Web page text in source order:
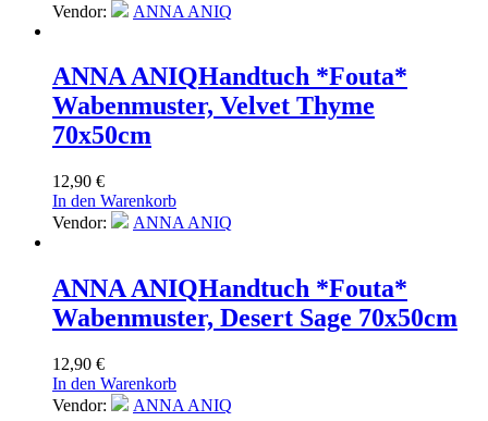
Vendor:
ANNA ANIQ
ANNA ANIQHandtuch *Fouta*
Wabenmuster, Velvet Thyme
70x50cm
12,90 €
In den Warenkorb
Vendor:
ANNA ANIQ
ANNA ANIQHandtuch *Fouta*
Wabenmuster, Desert Sage 70x50cm
12,90 €
In den Warenkorb
Vendor:
ANNA ANIQ